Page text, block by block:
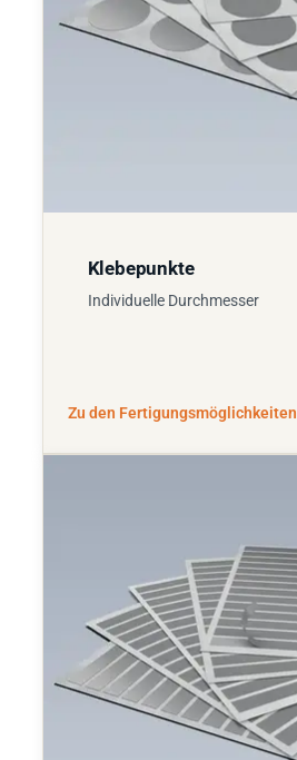
Klebepunkte
Individuelle Durchmesser
Zu den Fertigungsmöglichkeiten